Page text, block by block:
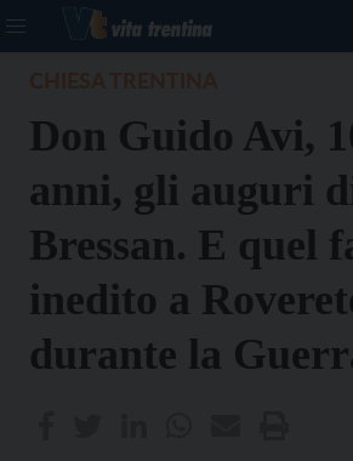
Don Guido Avi,
anni, gli auguri
Bressan. E quel
inedito a
durante la